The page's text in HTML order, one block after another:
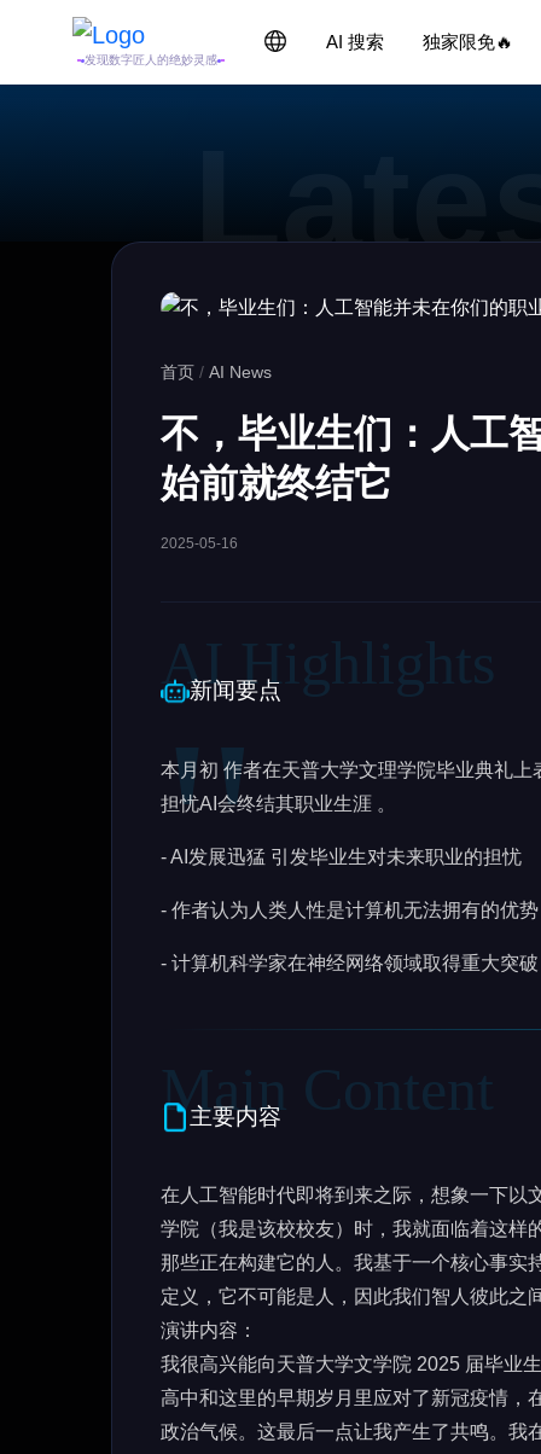
发现数字匠人的绝妙灵感
AI 搜索 独家限免🔥
首页 / AI News
不，毕业生们：人工
始前就终结它
2025-05-16
新闻要点
本月初 作者在天普大学文理学院毕业典礼
担忧AI会终结其职业生涯 。
- AI发展迅猛 引发毕业生对未来职业的担忧
- 作者认为人类人性是计算机无法拥有的优势
- 计算机科学家在神经网络领域取得重大突破
主要内容
在人工智能时代即将到来之际，想象一下以
学院（我是该校校友）时，我就面临着这样
那些正在构建它的人。我基于一个核心事实
定义，它不可能是人，因此我们智人彼此
演讲内容：
我很高兴能向天普大学文学院 2025 届毕业
高中和这里的早期岁月里应对了新冠疫情，
政治气候。这最后一点让我产生了共鸣。我